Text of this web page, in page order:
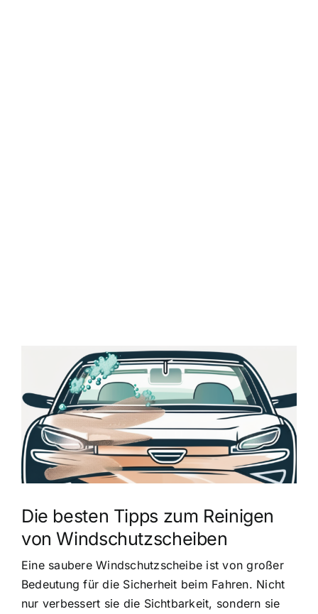
grösseres
Bild
Die besten Tipps zum Reinigen
von Windschutzscheiben
Eine saubere Windschutzscheibe ist von großer
Bedeutung für die Sicherheit beim Fahren. Nicht
nur verbessert sie die Sichtbarkeit, sondern sie